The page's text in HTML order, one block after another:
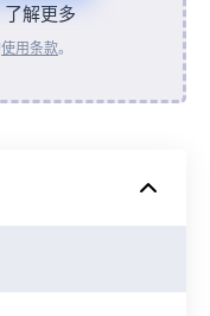
了解更多
使用条款。